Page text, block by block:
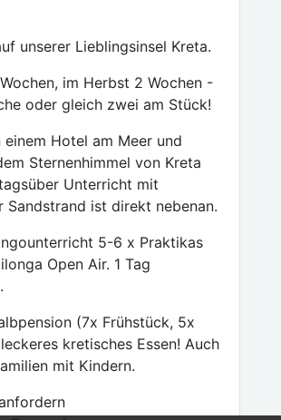
unserer Lieblingsinsel Kreta.
im Herbst 2 Wochen -
oder gleich zwei am Stück!
Hotel am Meer und
Sternenhimmel von Kreta
Unterricht mit
Sandstrand ist direkt nebenan.
5-6 x Praktikas
Open Air. 1 Tag
(7x Frühstück, 5x
kretisches Essen! Auch
mit Kindern.